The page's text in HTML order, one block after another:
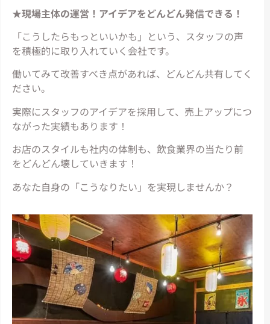
★現場主体の運営！アイデアをどんどん発信できる！
「こうしたらもっといいかも」という、スタッフの声
を積極的に取り入れていく会社です。
働いてみて改善すべき点があれば、どんどん共有してく
ださい。
実際にスタッフのアイデアを採用して、売上アップにつ
ながった実績もあります！
お店のスタイルも社内の体制も、飲食業界の当たり前
をどんどん壊していきます！
あなた自身の「こうなりたい」を実現しませんか？